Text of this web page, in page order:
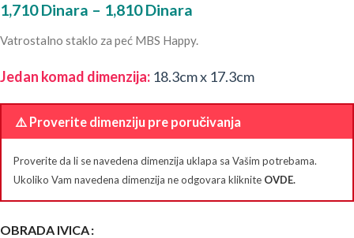
1,710Dinara – 1,810Dinara
Vatrostalno staklo za peć MBS Happy.
Jedan komad dimenzija: 18.3cm x 17.3cm
⚠️ Proverite dimenziju pre poručivanja
Proverite da li se navedena dimenzija uklapa sa Vašim potrebama.
Ukoliko Vam navedena dimenzija ne odgovara kliknite OVDE.
OBRADA IVICA